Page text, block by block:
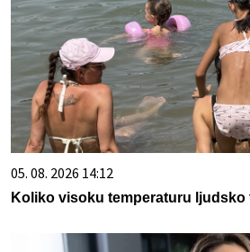
05. 08. 2026 14:12
Koliko visoku temperaturu ljudsko